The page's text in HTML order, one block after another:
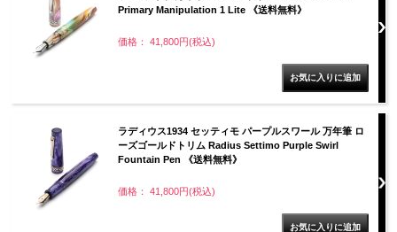
Primary Manipulation 1 Lite 《送料無料》
価格： 41,800円(税込)
ラディウス1934 セッティモ パープルスワール 万年筆 ロ
ーズゴールドトリム Radius Settimo Purple Swirl
Fountain Pen 《送料無料》
価格： 41,800円(税込)